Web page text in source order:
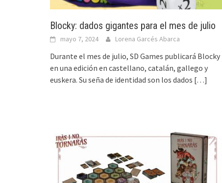
Blocky: dados gigantes para el mes de julio
mayo 7, 2024 Lorena Garcés Abarca
Durante el mes de julio, SD Games publicará Blocky
en una edición en castellano, catalán, gallego y
euskera. Su seña de identidad son los dados […]